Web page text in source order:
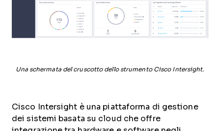
Una schermata del cruscotto dello strumento Cisco Intersight.
Cisco Intersight è una piattaforma di gestione
dei sistemi basata su cloud che offre